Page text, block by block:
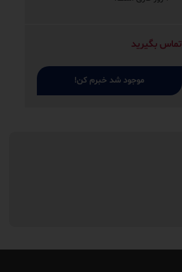
تماس بگیرید
موجود شد خبرم کن!